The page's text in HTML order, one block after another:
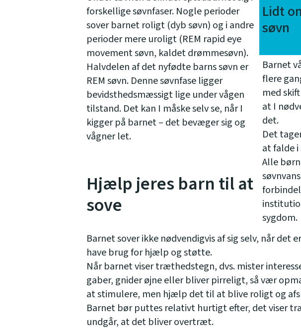
Lidt
søvn
Barnet
flere
med
at I
det.
Det
at falde i
Alle
sygdom.
forskellige søvnfaser. Nogle perioder
sover barnet roligt (dyb søvn) og i andre
perioder mere uroligt (REM rapid eye
movement søvn, kaldet drømmesøvn).
Halvdelen af det nyfødte barns søvn er
REM søvn. Denne søvnfase ligger
bevidsthedsmæssigt lige under vågen
tilstand. Det kan I måske selv se, når I
kigger på barnet – det bevæger sig og
vågner let.
Hjælp jeres barn til at
sove
Barnet sover ikke nødvendigvis af sig selv, når det
have brug for hjælp og støtte.
Når barnet viser træthedstegn, dvs. mister
gaber, gnider øjne eller bliver pirreligt, så vær
at stimulere, men hjælp det til at blive roligt og
Barnet bør puttes relativt hurtigt efter, det viser
undgår, at det bliver overtræt.